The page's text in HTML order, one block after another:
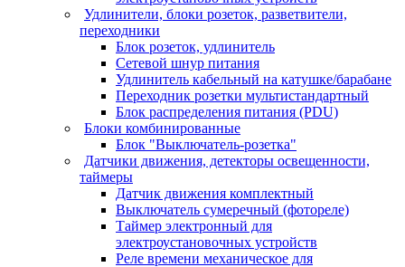
Удлинители, блоки розеток, разветвители,
переходники
Блок розеток, удлинитель
Сетевой шнур питания
Удлинитель кабельный на катушке/барабане
Переходник розетки мультистандартный
Блок распределения питания (PDU)
Блоки комбинированные
Блок "Выключатель-розетка"
Датчики движения, детекторы освещенности,
таймеры
Датчик движения комплектный
Выключатель сумеречный (фотореле)
Таймер электронный для
электроустановочных устройств
Реле времени механическое для